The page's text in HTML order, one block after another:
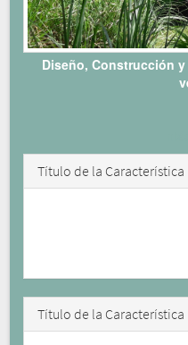
Diseño, Construcción
Título de la Característica
Título de la Característica